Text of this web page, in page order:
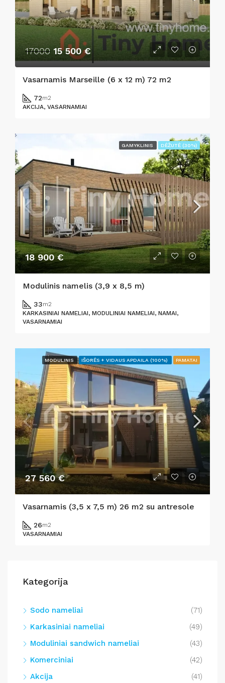
17000 15 500 €
Vasarnamis Marseille (6 x 12 m) 72 m2
72m2
AKCIJA, VASARNAMIAI
GAMYKLINIS DĖŽUTĖ (30%)
18 900 €
Modulinis namelis (3,9 x 8,5 m)
33m2
KARKASINIAI NAMELIAI, MODULINIAI NAMELIAI, NAMAI,
VASARNAMIAI
MODULINIS IŠORĖS + VIDAUS APDAILA (100%) PAMATAI
27 560 €
Vasarnamis (3,5 x 7,5 m) 26 m2 su antresole
26m2
VASARNAMIAI
Kategorija
Sodo nameliai
(71)
Karkasiniai nameliai
(49)
Moduliniai sandwich nameliai
(43)
Komerciniai
(42)
Akcija
(41)